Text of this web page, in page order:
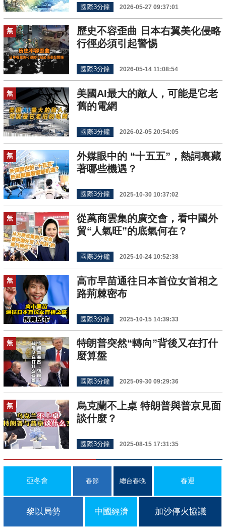
國際3分鐘 2026-05-27 09:37:01
無
歷史不容歪曲 日本右翼美化侵略
行徑必須引起警惕
國際3分鐘 2026-05-14 11:08:54
無
美國AI最大的敵人，可能是它老
舊的電網
國際3分鐘 2026-02-05 20:54:05
無
外媒眼中的 “十五五”，熱詞裏藏
著哪些機遇？
國際3分鐘 2025-10-30 10:37:02
無
從萬商雲集的廣交會，看中國外
貿“人氣旺”的底氣何在？
國際3分鐘 2025-10-24 10:52:38
無
高市早苗通往日本首位女首相之
路荊棘密布
國際3分鐘 2025-10-15 14:39:33
無
特朗普突然“轉向”背後又在打什
麼算盤
國際3分鐘 2025-09-30 09:29:36
無
烏克蘭不上桌 特朗普與普京見面
談什麼？
國際3分鐘 2025-08-15 17:31:35
亞冬會 春節 總台春晚 春運
黎以局勢 中國經濟 加沙停火協議